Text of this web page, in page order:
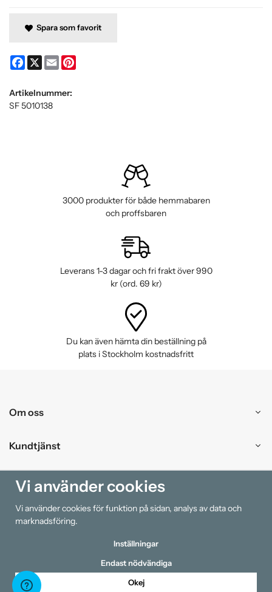
Spara som favorit
Facebook
X Email
Artikelnummer:
SF 5010138
3000 produkter för både hemmabaren
och proffsbaren
Leverans 1-3 dagar och fri frakt över 990
kr (ord. 69 kr)
Du kan även hämta din beställning på
plats i Stockholm kostnadsfritt
Om oss
Kundtjänst
Handla
Information
Vi använder cookies
Vi använder cookies för funktion på sidan, analys av data och
marknadsföring.
Inställningar
Endast nödvändiga
Okej